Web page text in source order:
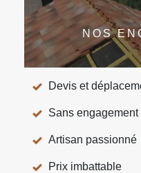
NOS
Devis et
Sans engagement
Artisan passionné
Prix imbattable